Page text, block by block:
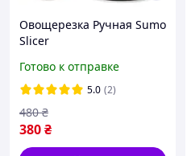
Овощерезка Ручная Sumo
Slicer
Готово к отправке
5.0 (2)
380₴
480 ₴